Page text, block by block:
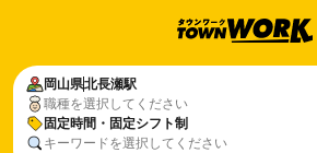
岡山県北長瀬駅
職種を選択してください
固定時間・固定シフト制
キーワードを選択してください